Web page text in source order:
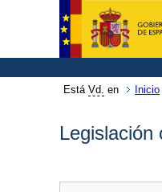
Está Vd. en Inicio
Legislación